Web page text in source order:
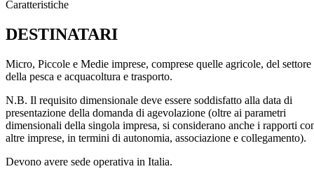
Caratteristiche
DESTINATARI
Micro, Piccole e Medie imprese, comprese quelle agricole, del settore
della pesca e acquacoltura e trasporto.
N.B. Il requisito dimensionale deve essere soddisfatto alla data di
presentazione della domanda di agevolazione (oltre ai parametri
dimensionali della singola impresa, si considerano anche i rapporti
altre imprese, in termini di autonomia, associazione e collegamento).
Devono avere sede operativa in Italia.